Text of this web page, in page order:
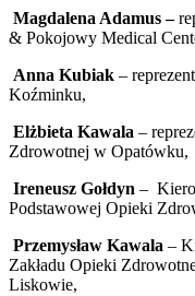
Magdalena Adamus –
& Pokojowy Medical
Anna Kubiak –
Koźminku,
Elżbieta Kawala –
Zdrowotnej w Opatówku,
Ireneusz Gołdyn –
Podstawowej Opieki
Przemysław Kawala –
Zakładu Opieki
Liskowie,